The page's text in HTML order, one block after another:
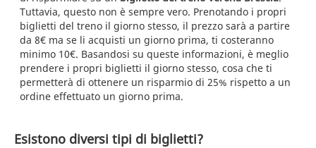
Tuttavia, questo non è sempre vero. Prenotando i propri
biglietti del treno il giorno stesso, il prezzo sarà a partire
da 8€ ma se li acquisti un giorno prima, ti costeranno
minimo 10€. Basandosi su queste informazioni, è meglio
prendere i propri biglietti il giorno stesso, cosa che ti
permetterà di ottenere un risparmio di 25% rispetto a un
ordine effettuato un giorno prima.
Esistono diversi tipi di biglietti?